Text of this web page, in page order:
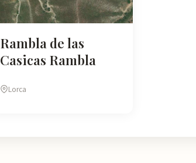
Rambla de las
Casicas Rambla
Lorca